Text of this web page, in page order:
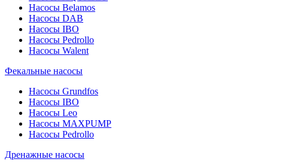
Насосы Belamos
Насосы DAB
Насосы IBO
Насосы Pedrollo
Насосы Walent
Фекальные насосы
Насосы Grundfos
Насосы IBO
Насосы Leo
Насосы MAXPUMP
Насосы Pedrollo
Дренажные насосы